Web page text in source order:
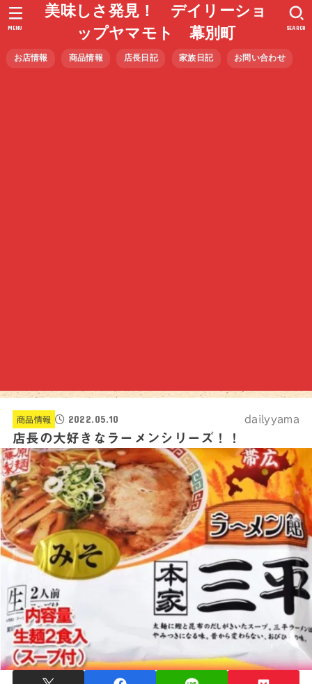
美味しさ発見！ デイリーショ
ップヤマモト 幕別町
お店情報 商品情報 店長日記 家族日記 お問い合わせ
SEARCH
MENU
商品情報 2022.05.10 dailyyama
店長の大好きなラーメンシリーズ！！